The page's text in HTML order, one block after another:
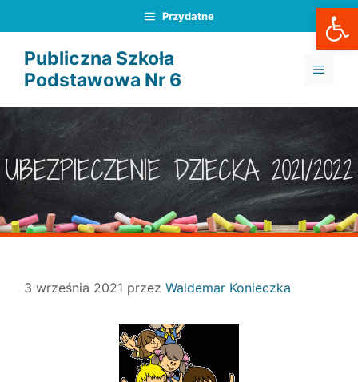
do
treści
Przydatne
Publiczna Szkoła
Podstawowa Nr 6
MENU
UBEZPIECZENIE DZIECKA 2021/2022
3 września 2021 przez Waldemar Konieczka